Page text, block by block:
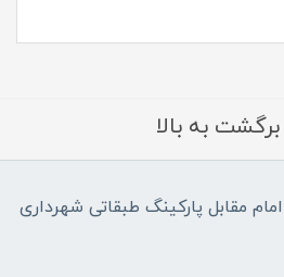
برگشت به بالا
مقابل پارکینگ طبقاتی شهرداری